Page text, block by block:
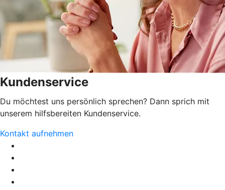
Kundenservice
Du möchtest uns persönlich sprechen? Dann sprich mit
unserem hilfsbereiten Kundenservice.
Kontakt aufnehmen